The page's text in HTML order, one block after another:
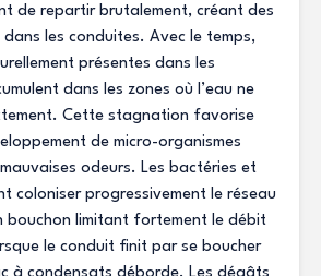
de repartir brutalement, créant des
les conduites. Avec le temps,
présentes dans les
dans les zones où l’eau ne
Cette stagnation favorise
de micro-organismes
odeurs. Les bactéries et
coloniser progressivement le réseau
bouchon limitant fortement le débit
le conduit finit par se boucher